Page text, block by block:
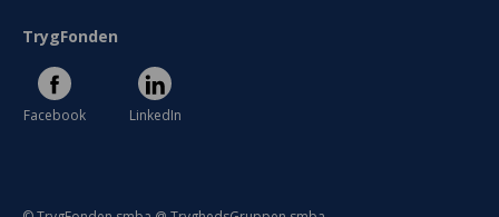
TrygFonden
Facebook LinkedIn